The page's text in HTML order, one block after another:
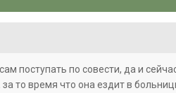
поступать по совести, да и
то время что она ездит в